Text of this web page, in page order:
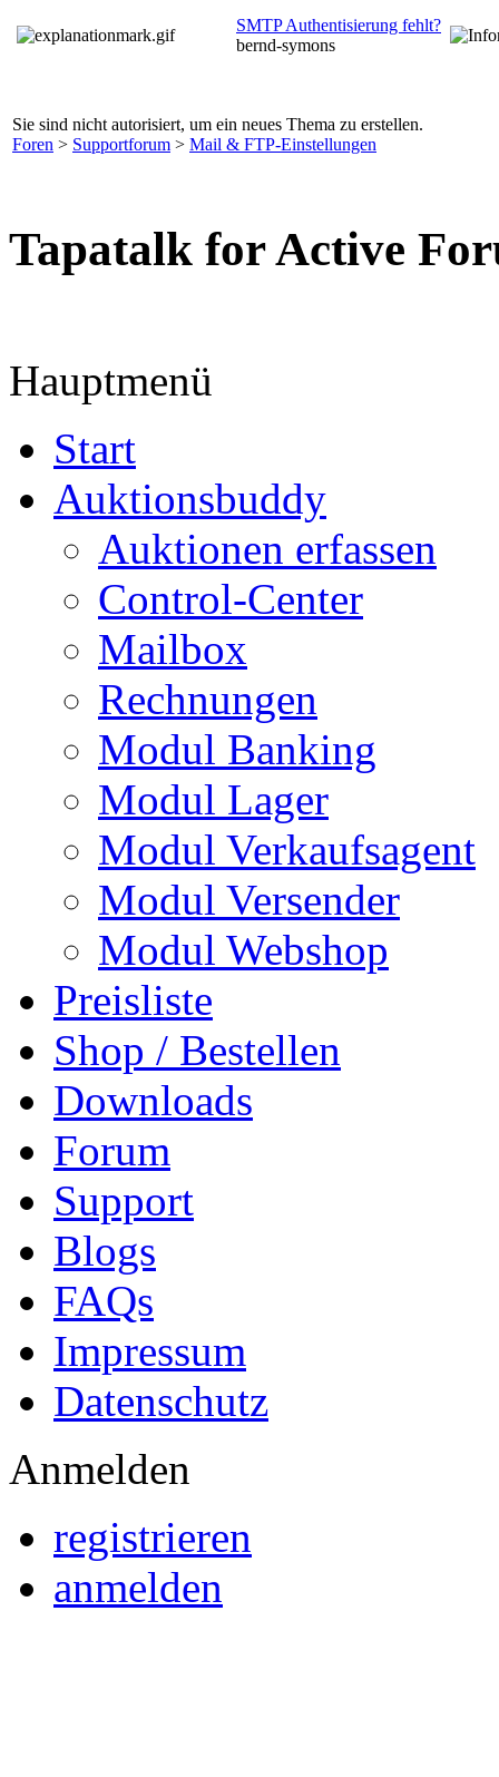
SMTP Authentisierung fehlt?
bernd-symons
Sie sind nicht autorisiert, um ein neues Thema zu erstellen.
Foren > Supportforum > Mail & FTP-Einstellungen
Tapatalk for Active
Hauptmenü
Start
Auktionsbuddy
Auktionen erfassen
Control-Center
Mailbox
Rechnungen
Modul Banking
Modul Lager
Modul Verkaufsagent
Modul Versender
Modul Webshop
Preisliste
Shop / Bestellen
Downloads
Forum
Support
Blogs
FAQs
Impressum
Datenschutz
Anmelden
registrieren
anmelden